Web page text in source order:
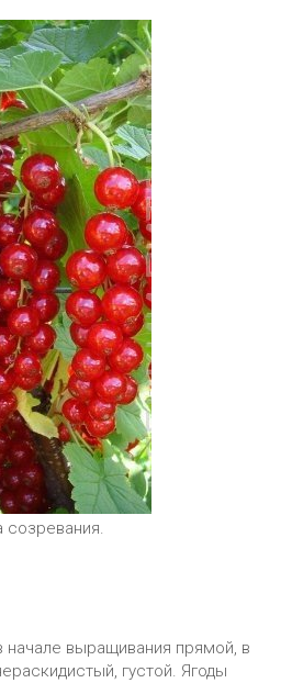
созревания.
начале выращивания прямой, в
густой. Ягоды